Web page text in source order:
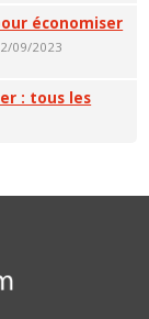
économiser
09/2023
: tous les